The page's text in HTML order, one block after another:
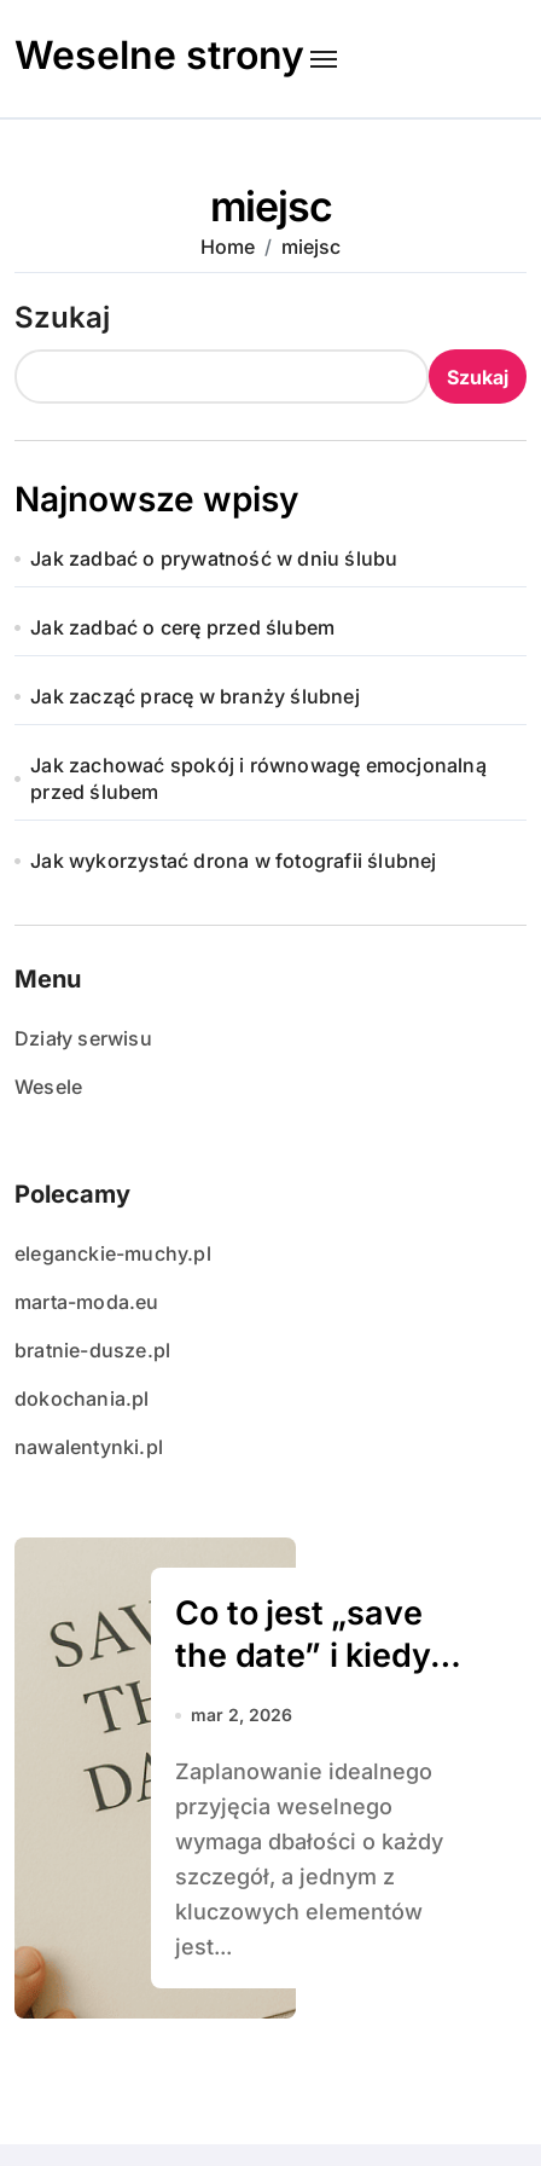
to
content
Weselne strony
miejsc
Home miejsc
Szukaj
Szukaj
Najnowsze wpisy
Jak zadbać o prywatność w dniu ślubu
Jak zadbać o cerę przed ślubem
Jak zacząć pracę w branży ślubnej
Jak zachować spokój i równowagę emocjonalną
przed ślubem
Jak wykorzystać drona w fotografii ślubnej
Menu
Działy serwisu
Wesele
Polecamy
eleganckie-muchy.pl
marta-moda.eu
bratnie-dusze.pl
dokochania.pl
nawalentynki.pl
Co to jest „save
the date” i kiedy
je wysłać
mar 2, 2026
Zaplanowanie idealnego
przyjęcia weselnego
wymaga dbałości o każdy
szczegół, a jednym z
kluczowych elementów
jest...